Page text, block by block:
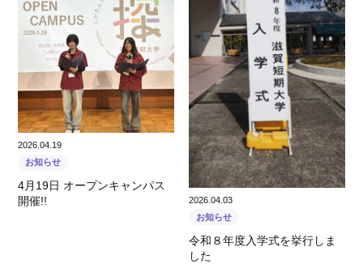
2026.04.19
お知らせ
4月19日 オープンキャンパス
開催!!
2026.04.03
お知らせ
令和８年度入学式を挙行しま
した